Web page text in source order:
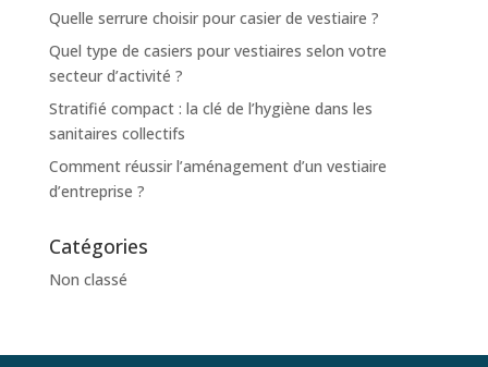
Quelle serrure choisir pour casier de vestiaire ?
Quel type de casiers pour vestiaires selon votre
secteur d’activité ?
Stratifié compact : la clé de l’hygiène dans les
sanitaires collectifs
Comment réussir l’aménagement d’un vestiaire
d’entreprise ?
Catégories
Non classé